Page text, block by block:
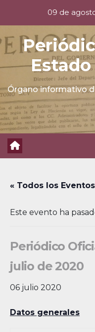
content
09 de
Órgano informativo
« Todos los Eventos
Este evento ha
Periódico
julio de 2020
06 julio 2020
Datos generales